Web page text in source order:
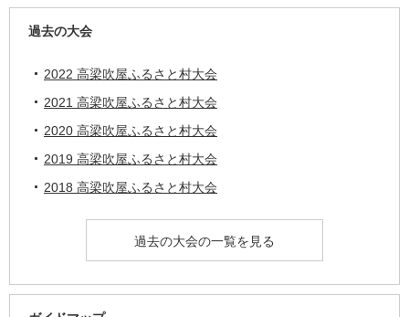
過去の大会
2022 高梁吹屋ふるさと村大会
2021 高梁吹屋ふるさと村大会
2020 高梁吹屋ふるさと村大会
2019 高梁吹屋ふるさと村大会
2018 高梁吹屋ふるさと村大会
過去の大会の一覧を見る